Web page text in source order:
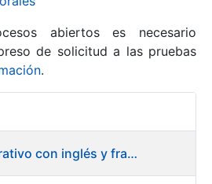
abiertos es necesario
de solicitud a las pruebas
.
Oficial 1ª Administrativo con inglés y francés